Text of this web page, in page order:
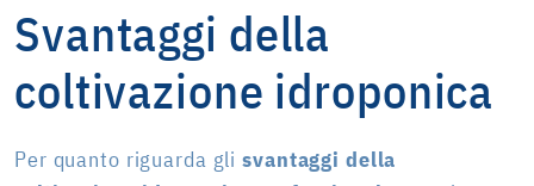
Svantaggi della
coltivazione idroponica
Per quanto riguarda glisvantaggi della